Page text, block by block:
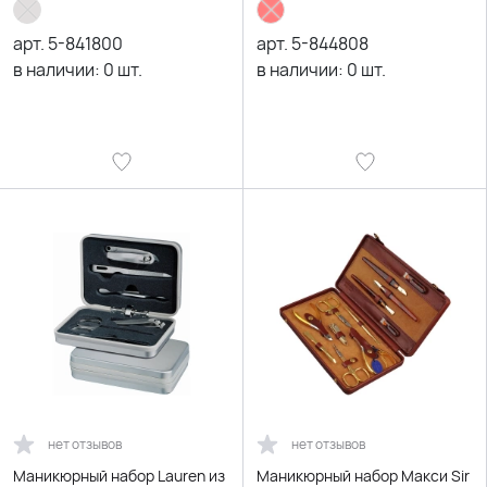
арт. 5-841800
в наличии: 0 шт.
арт. 5-844808
в наличии: 0 шт.
нет отзывов
Маникюрный набор Lauren из
нет отзывов
Маникюрный набор Макси Sir